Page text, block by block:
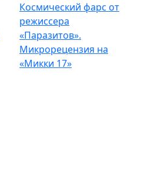
Космический фарс от
режиссера
«Паразитов».
Микрорецензия на
«Микки 17»